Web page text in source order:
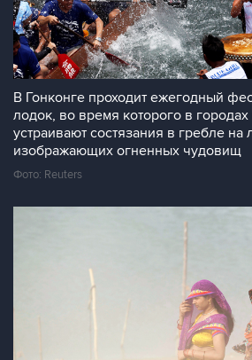
В Гонконге проходит ежегодный
лодок, во время которого в
устраивают состязания в гребле на
изображающих огненных чудовищ
Фото: Reuters